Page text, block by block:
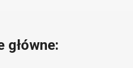
główne: